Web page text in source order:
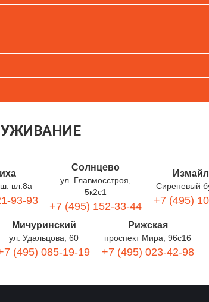
вл.8а
93-93
Солнцево
ул. Главмосстроя,
5к2с1
+7 (495) 152-33-44
Сиреневый
+7 (495)
Мичуринский
ул. Удальцова, 60
(495) 085-19-19
Рижская
проспект Мира, 96с16
+7 (495) 023-42-98